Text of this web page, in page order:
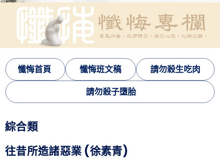
懺悔首頁 懺悔班文稿 請勿殺生吃肉
請勿殺子墮胎
綜合類
往昔所造諸惡業 (徐素青)